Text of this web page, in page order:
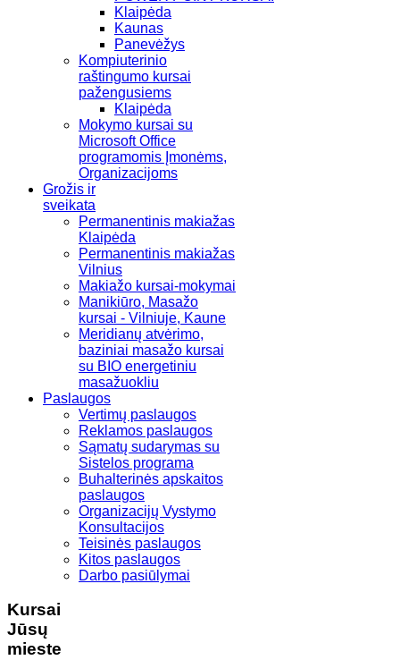
Klaipėda
Kaunas
Panevėžys
Kompiuterinio
raštingumo kursai
pažengusiems
Klaipėda
Mokymo kursai su
Microsoft Office
programomis Įmonėms,
Organizacijoms
Grožis ir
sveikata
Permanentinis makiažas
Klaipėda
Permanentinis makiažas
Vilnius
Makiažo kursai-mokymai
Manikiūro, Masažo
kursai - Vilniuje, Kaune
Meridianų atvėrimo,
baziniai masažo kursai
su BIO energetiniu
masažuokliu
Paslaugos
Vertimų paslaugos
Reklamos paslaugos
Sąmatų sudarymas su
Sistelos programa
Buhalterinės apskaitos
paslaugos
Organizacijų Vystymo
Konsultacijos
Teisinės paslaugos
Kitos paslaugos
Darbo pasiūlymai
Kursai
Jūsų
mieste